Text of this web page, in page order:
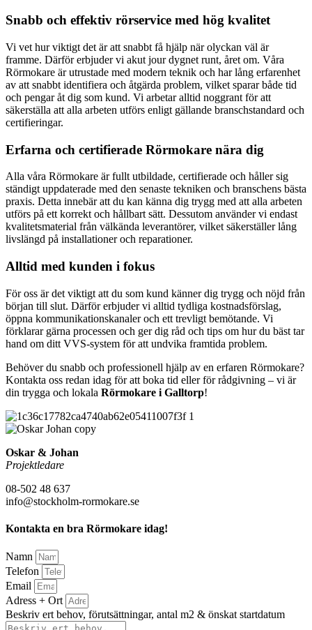
Snabb och effektiv rörservice med hög kvalitet
Vi vet hur viktigt det är att snabbt få hjälp när olyckan väl är
framme. Därför erbjuder vi akut jour dygnet runt, året om. Våra
Rörmokare är utrustade med modern teknik och har lång erfarenhet
av att snabbt identifiera och åtgärda problem, vilket sparar både tid
och pengar åt dig som kund. Vi arbetar alltid noggrant för att
säkerställa att alla arbeten utförs enligt gällande branschstandard och
certifieringar.
Erfarna och certifierade Rörmokare nära dig
Alla våra Rörmokare är fullt utbildade, certifierade och håller sig
ständigt uppdaterade med den senaste tekniken och branschens bästa
praxis. Detta innebär att du kan känna dig trygg med att alla arbeten
utförs på ett korrekt och hållbart sätt. Dessutom använder vi endast
kvalitetsmaterial från välkända leverantörer, vilket säkerställer lång
livslängd på installationer och reparationer.
Alltid med kunden i fokus
För oss är det viktigt att du som kund känner dig trygg och nöjd från
början till slut. Därför erbjuder vi alltid tydliga kostnadsförslag,
öppna kommunikationskanaler och ett trevligt bemötande. Vi
förklarar gärna processen och ger dig råd och tips om hur du bäst tar
hand om ditt VVS-system för att undvika framtida problem.
Behöver du snabb och professionell hjälp av en erfaren Rörmokare?
Kontakta oss redan idag för att boka tid eller för rådgivning – vi är
din trygga och lokala Rörmokare i Galltorp!
Oskar & Johan
Projektledare
08-502 48 637
info@stockholm-rormokare.se
Kontakta en bra Rörmokare idag!
Namn
Telefon
Email
Adress + Ort
Beskriv ert behov, förutsättningar, antal m2 & önskat startdatum